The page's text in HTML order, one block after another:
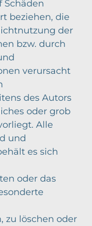
Schäden
beziehen, die
der
bzw. durch
verursacht
des Autors
oder grob
Alle
und
es sich
oder das
zu löschen oder